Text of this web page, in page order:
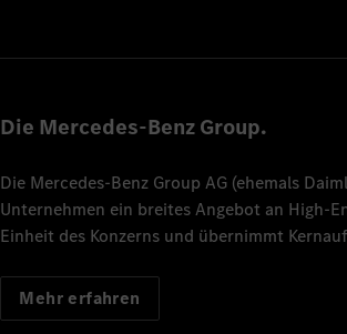
Die Mercedes-Benz Group.
Die Mercedes-Benz Group AG (ehemals
Unternehmen ein breites Angebot an High-
Einheit des Konzerns und übernimmt
Mehr erfahren